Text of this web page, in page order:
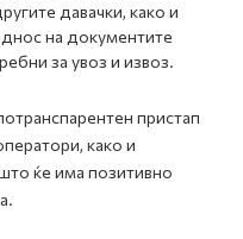
давачки, како и
на документите
за увоз и извоз.
пристап
како и
ќе има позитивно